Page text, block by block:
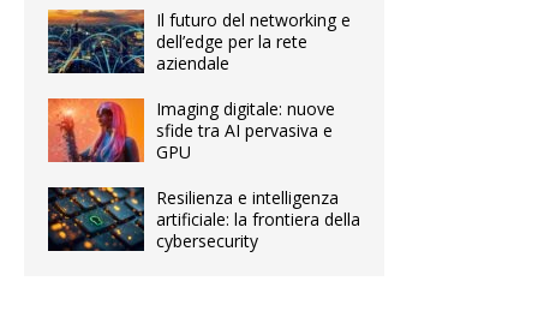
Il futuro del networking e
dell’edge per la rete
aziendale
Imaging digitale: nuove
sfide tra AI pervasiva e
GPU
Resilienza e intelligenza
artificiale: la frontiera della
cybersecurity